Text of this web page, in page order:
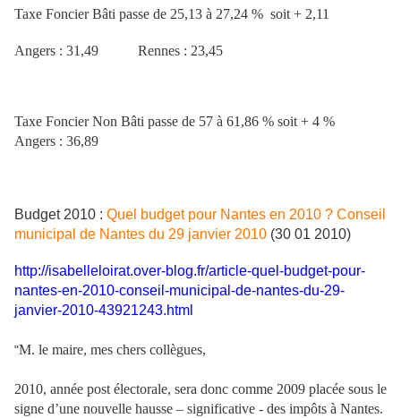
Taxe Foncier Bâti passe de 25,13 à 27,24 % soit + 2,11
Angers : 31,49 Rennes : 23,45
Taxe Foncier Non Bâti passe de 57 à 61,86 % soit + 4 %
Angers : 36,89
Budget 2010 : Quel budget pour Nantes en 2010 ? Conseil
municipal de Nantes du 29 janvier 2010 (30 01 2010)
http://isabelleloirat.over-blog.fr/article-quel-budget-pour-
nantes-en-2010-conseil-municipal-de-nantes-du-29-
janvier-2010-43921243.html
"M. le maire, mes chers collègues,
2010, année post électorale, sera donc comme 2009 placée sous le
signe d’une nouvelle hausse – significative - des impôts à Nantes.